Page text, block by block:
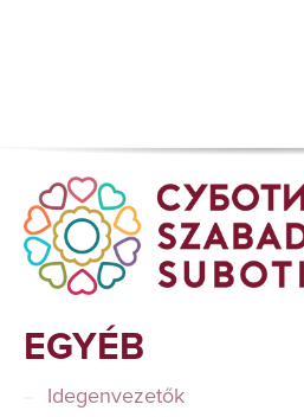
EGYÉB
Idegenvezetők